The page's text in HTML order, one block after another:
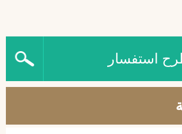
استفسار